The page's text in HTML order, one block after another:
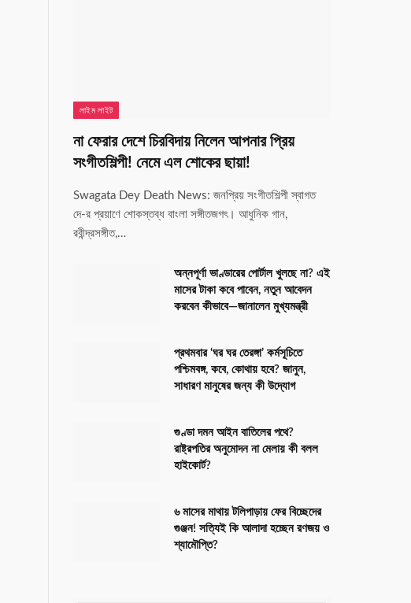
লাইম লাইট
না ফেরার দেশে চিরবিদায় নিলেন আপনার প্রিয়
সংগীতশিল্পী! নেমে এল শোকের ছায়া!
Swagata Dey Death News: জনপ্রিয় সংগীতশিল্পী স্বাগত
দে-র প্রয়াণে শোকস্তব্ধ বাংলা সঙ্গীতজগৎ। আধুনিক গান,
রবীন্দ্রসঙ্গীত,…
অন্নপূর্ণা ভাণ্ডারের পোর্টাল খুলছে না? এই
মাসের টাকা কবে পাবেন, নতুন আবেদন
করবেন কীভাবে—জানালেন মুখ্যমন্ত্রী
প্রথমবার ‘ঘর ঘর তেরঙ্গা’ কর্মসূচিতে
পশ্চিমবঙ্গ, কবে, কোথায় হবে? জানুন,
সাধারণ মানুষের জন্য কী উদ্যোগ
গুণ্ডা দমন আইন বাতিলের পথে?
রাষ্ট্রপতির অনুমোদন না মেলায় কী বলল
হাইকোর্ট?
৬ মাসের মাথায় টলিপাড়ায় ফের বিচ্ছেদের
গুঞ্জন! সত্যিই কি আলাদা হচ্ছেন রণজয় ও
শ্যামৌপ্তি?